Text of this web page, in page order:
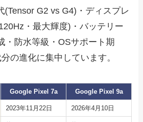
(Tensor G2 vs G4)・ディスプレ
・最大輝度)・バッテリー
・防水等級・OSサポート期
の進化に集中しています。
Google Pixel 7a Google Pixel 9a
2023年11月22日 2026年4月10日